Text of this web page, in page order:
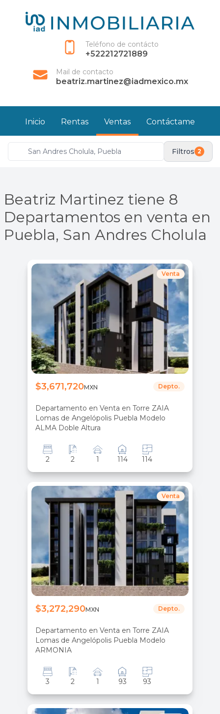
Teléfono de contácto
+522212721889
Mail de contacto
beatriz.martinez@iadmexico.mx
Inicio Rentas Ventas Contáctame
Filtros 2
Beatriz Martinez tiene 8
Departamentos en venta en
Puebla, San Andres Cholula
Departamento en Venta en Torre ZAIA
Lomas de Angelópolis Puebla Modelo
ALMA Doble Altura
$3,671,720MXN Depto.
2 2 1 114 114
Venta
Departamento en Venta en Torre ZAIA
Lomas de Angelópolis Puebla Modelo
ARMONIA
$3,272,290MXN Depto.
3 2 1 93 93
Venta